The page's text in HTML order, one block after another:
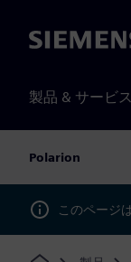
Siemens
製品 & サービス
Polarion
このページ